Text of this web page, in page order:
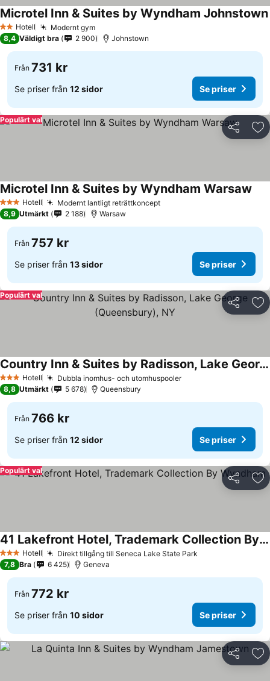
2 Stjärnor
Hotell Modernt gym
Microtel Inn & Suites by Wyndham Johnstown
8,4 Väldigt bra 2 900 Johnstown
Från 731 kr
Se priser från 12 sidor Se priser
Dela
Populärt val
3 StjärnorHotell Modernt lantligt reträttkoncept
Microtel Inn & Suites by Wyndham Warsaw
8,9 Utmärkt 2 188 Warsaw
Från 757 kr
Se priser från 13 sidor Se priser
Dela
Populärt val
3 StjärnorHotell Dubbla inomhus- och utomhuspooler
Country Inn & Suites by Radisson, Lake George (Queensbury), NY
8,8 Utmärkt 5 678 Queensbury
Från 766 kr
Se priser från 12 sidor Se priser
Dela
Populärt val
3 StjärnorHotell Direkt tillgång till Seneca Lake State Park
41 Lakefront Hotel, Trademark Collection By Wyndham
7,8 Bra 6 425 Geneva
Från 772 kr
Se priser från 10 sidor Se priser
Dela